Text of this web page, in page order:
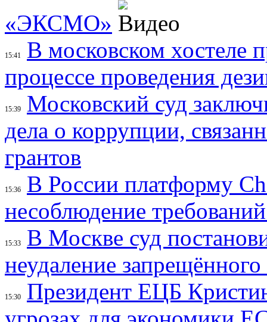
«ЭКСМО»
15:41
В московском хостеле
процессе проведения
15:39
Московский суд
дела о коррупции,
грантов
15:36
В России платформу
несоблюдение
15:33
В Москве суд
неудаление запрещённого
15:30
Президент ЕЦБ